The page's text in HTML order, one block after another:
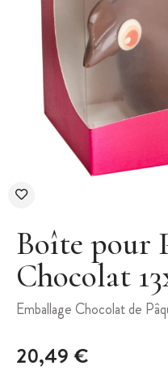
Boîte pour
Chocolat
Emballage Chocolat de
20,49 €